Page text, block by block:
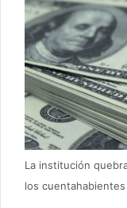
La institución
los cuentahabientes